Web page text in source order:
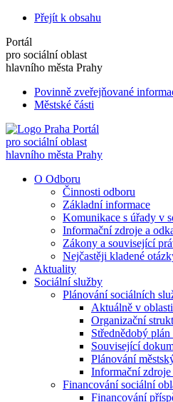
Přejít k obsahu
Portál
pro sociální oblast
hlavního města Prahy
Povinně zveřejňované
Městské části
Portál
pro sociální oblast
hlavního města Prahy
O Odboru
Činnosti odboru
Základní informace
Komunikace s úřady v
Informační zdroje a
Zákony a související
Nejčastěji kladené
Aktuality
Sociální služby
Plánování sociálních
Aktuálně v
Organizační
Střednědobý
Související
Plánování
Informační zdroje
Financování sociální
Financování